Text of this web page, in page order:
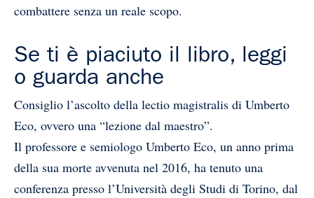
combattere senza un reale scopo.
Se ti è piaciuto il libro, leggi
o guarda anche
Consiglio l’ascolto della lectio magistralis di Umberto
Eco, ovvero una “lezione dal maestro”.
Il professore e semiologo Umberto Eco, un anno prima
della sua morte avvenuta nel 2016, ha tenuto una
conferenza presso l’Università degli Studi di Torino, dal